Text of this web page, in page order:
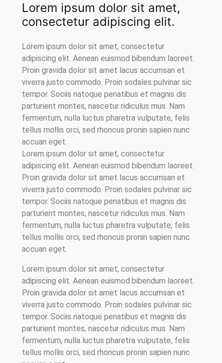
Lorem ipsum dolor sit amet,
consectetur adipiscing elit.
Lorem ipsum dolor sit amet, consectetur
adipiscing elit. Aenean euismod bibendum laoreet.
Proin gravida dolor sit amet lacus accumsan et
viverra justo commodo. Proin sodales pulvinar sic
tempor. Sociis natoque penatibus et magnis dis
parturient montes, nascetur ridiculus mus. Nam
fermentum, nulla luctus pharetra vulputate, felis
tellus mollis orci, sed rhoncus pronin sapien nunc
accuan eget.
Lorem ipsum dolor sit amet, consectetur
adipiscing elit. Aenean euismod bibendum laoreet.
Proin gravida dolor sit amet lacus accumsan et
viverra justo commodo. Proin sodales pulvinar sic
tempor. Sociis natoque penatibus et magnis dis
parturient montes, nascetur ridiculus mus. Nam
fermentum, nulla luctus pharetra vulputate, felis
tellus mollis orci, sed rhoncus pronin sapien nunc
accuan eget.
Lorem ipsum dolor sit amet, consectetur
adipiscing elit. Aenean euismod bibendum laoreet.
Proin gravida dolor sit amet lacus accumsan et
viverra justo commodo. Proin sodales pulvinar sic
tempor. Sociis natoque penatibus et magnis dis
parturient montes, nascetur ridiculus mus. Nam
fermentum, nulla luctus pharetra vulputate, felis
tellus mollis orci, sed rhoncus pronin sapien nunc